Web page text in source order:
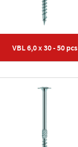
VBL 6,0 x 30 - 50 pcs